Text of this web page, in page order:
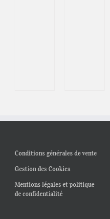
Conditions générales de vente
Gestion des Cookies
Mentions légales et politique
de confidentialité